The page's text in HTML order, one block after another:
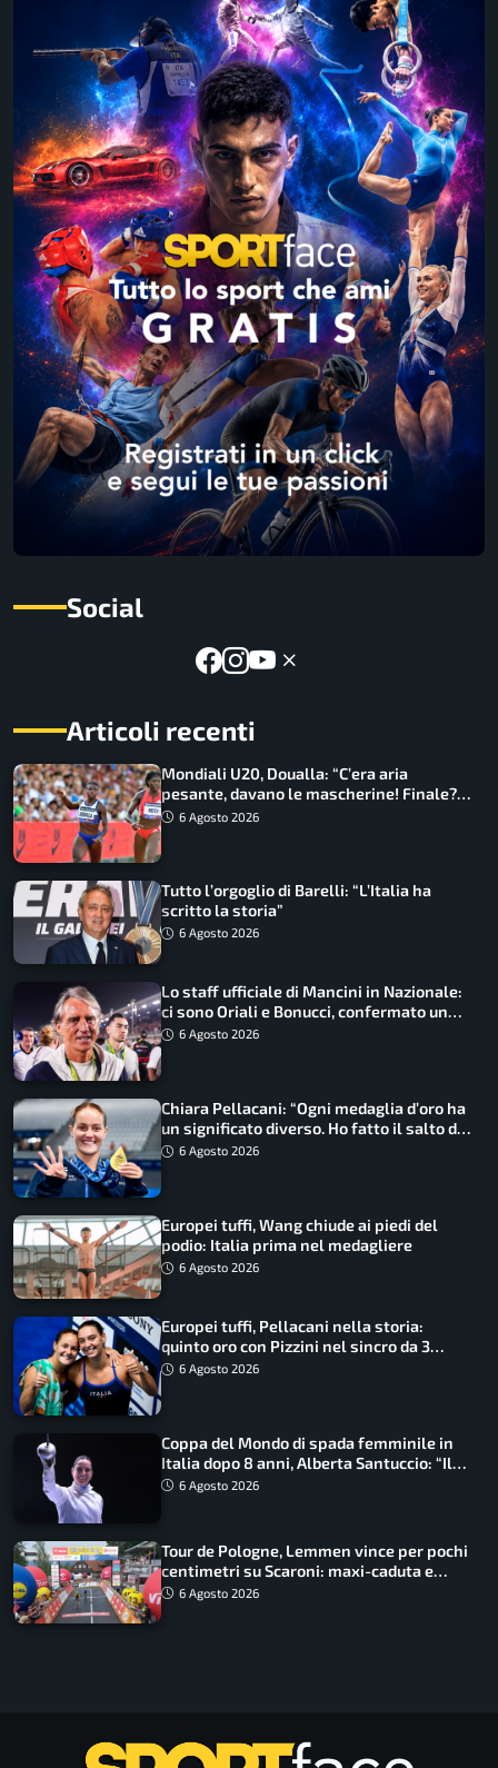
Social
Articoli recenti
Mondiali U20, Doualla: “C’era aria
pesante, davano le mascherine! Finale?
Non ho nulla da perdere”
6 Agosto 2026
Tutto l’orgoglio di Barelli: “L’Italia ha
scritto la storia”
6 Agosto 2026
Lo staff ufficiale di Mancini in Nazionale:
ci sono Oriali e Bonucci, confermato un
ritorno
6 Agosto 2026
Chiara Pellacani: “Ogni medaglia d’oro ha
un significato diverso. Ho fatto il salto di
qualità”
6 Agosto 2026
Europei tuffi, Wang chiude ai piedi del
podio: Italia prima nel medagliere
6 Agosto 2026
Europei tuffi, Pellacani nella storia:
quinto oro con Pizzini nel sincro da 3
metri
6 Agosto 2026
Coppa del Mondo di spada femminile in
Italia dopo 8 anni, Alberta Santuccio: “Il
lavoro dà sempre i suoi frutti”
6 Agosto 2026
Tour de Pologne, Lemmen vince per pochi
centimetri su Scaroni: maxi-caduta e
tappa accorciata
6 Agosto 2026